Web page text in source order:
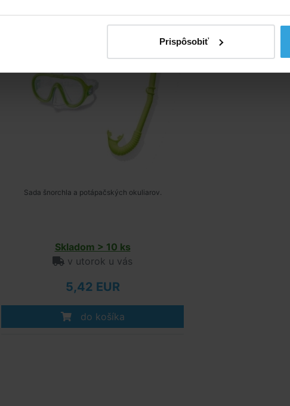
Prispôsobiť
Sada šnorchla a potápačských okuliarov.
Skladom > 10 ks
v utorok u vás
5,42 EUR
do košíka